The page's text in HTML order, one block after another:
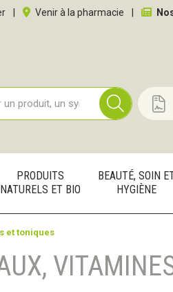
Venir à la pharmacie
PRODUITS
NATURELS ET BIO
BEAUTÉ, SOIN
HYGIÈNE
et toniques